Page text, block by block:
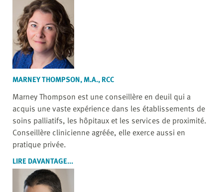
MARNEY THOMPSON, M.A., RCC
Marney Thompson est une conseillère en deuil qui a
acquis une vaste expérience dans les établissements de
soins palliatifs, les hôpitaux et les services de proximité.
Conseillère clinicienne agréée, elle exerce aussi en
pratique privée.
LIRE DAVANTAGE...